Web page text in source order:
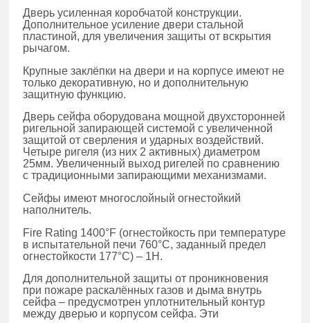
Дверь усиленная коробчатой конструкции.
Дополнительное усиление двери стальной
пластиной, для увеличения защиты от вскрытия
рычагом.
Крупные заклёпки на двери и на корпусе имеют не
только декоративную, но и дополнительную
защитную функцию.
Дверь сейфа оборудована мощной двухсторонней
ригельной запирающей системой с увеличенной
защитой от сверления и ударных воздействий.
Четыре ригеля (из них 2 активных) диаметром
25мм. Увеличенный выход ригелей по сравнению
с традиционными запирающими механизмами.
Сейфы имеют многослойный огнестойкий
наполнитель.
Fire Rating 1400°F (огнестойкость при температуре
в испытательной печи 760°C, заданный предел
огнестойкости 177°C) – 1H.
Для дополнительной защиты от проникновения
при пожаре раскалённых газов и дыма внутрь
сейфа – предусмотрен уплотнительный контур
между дверью и корпусом сейфа. Эти